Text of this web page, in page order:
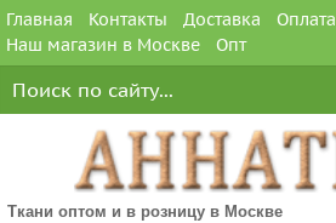
Главная Контакты Доставка Оплата
Наш магазин в Москве
Опт
Ткани оптом и в розницу в Москве